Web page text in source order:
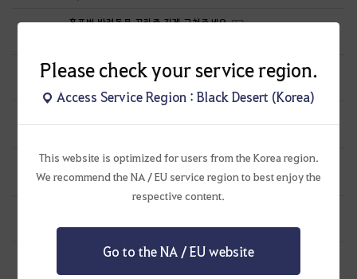
Please check your service region.
Access Service Region : Black Desert (Korea)
This website is optimized for users from the Korea region.
We recommend the NA / EU service region to best enjoy the
respective content.
Go to the NA / EU website
흑표범 반려동물 꼬리좀 길게 고쳐주세요
5
스토리 안뜨게 설정하는거 추가좀
8
0
란 말타면 다리 없어짐.
1 69 I가이아I 1 일 전
0 77 맛있는 1 일 전
[하이퍼부스트]영자님 마르니 회중 시계 가심 다시한번 확인